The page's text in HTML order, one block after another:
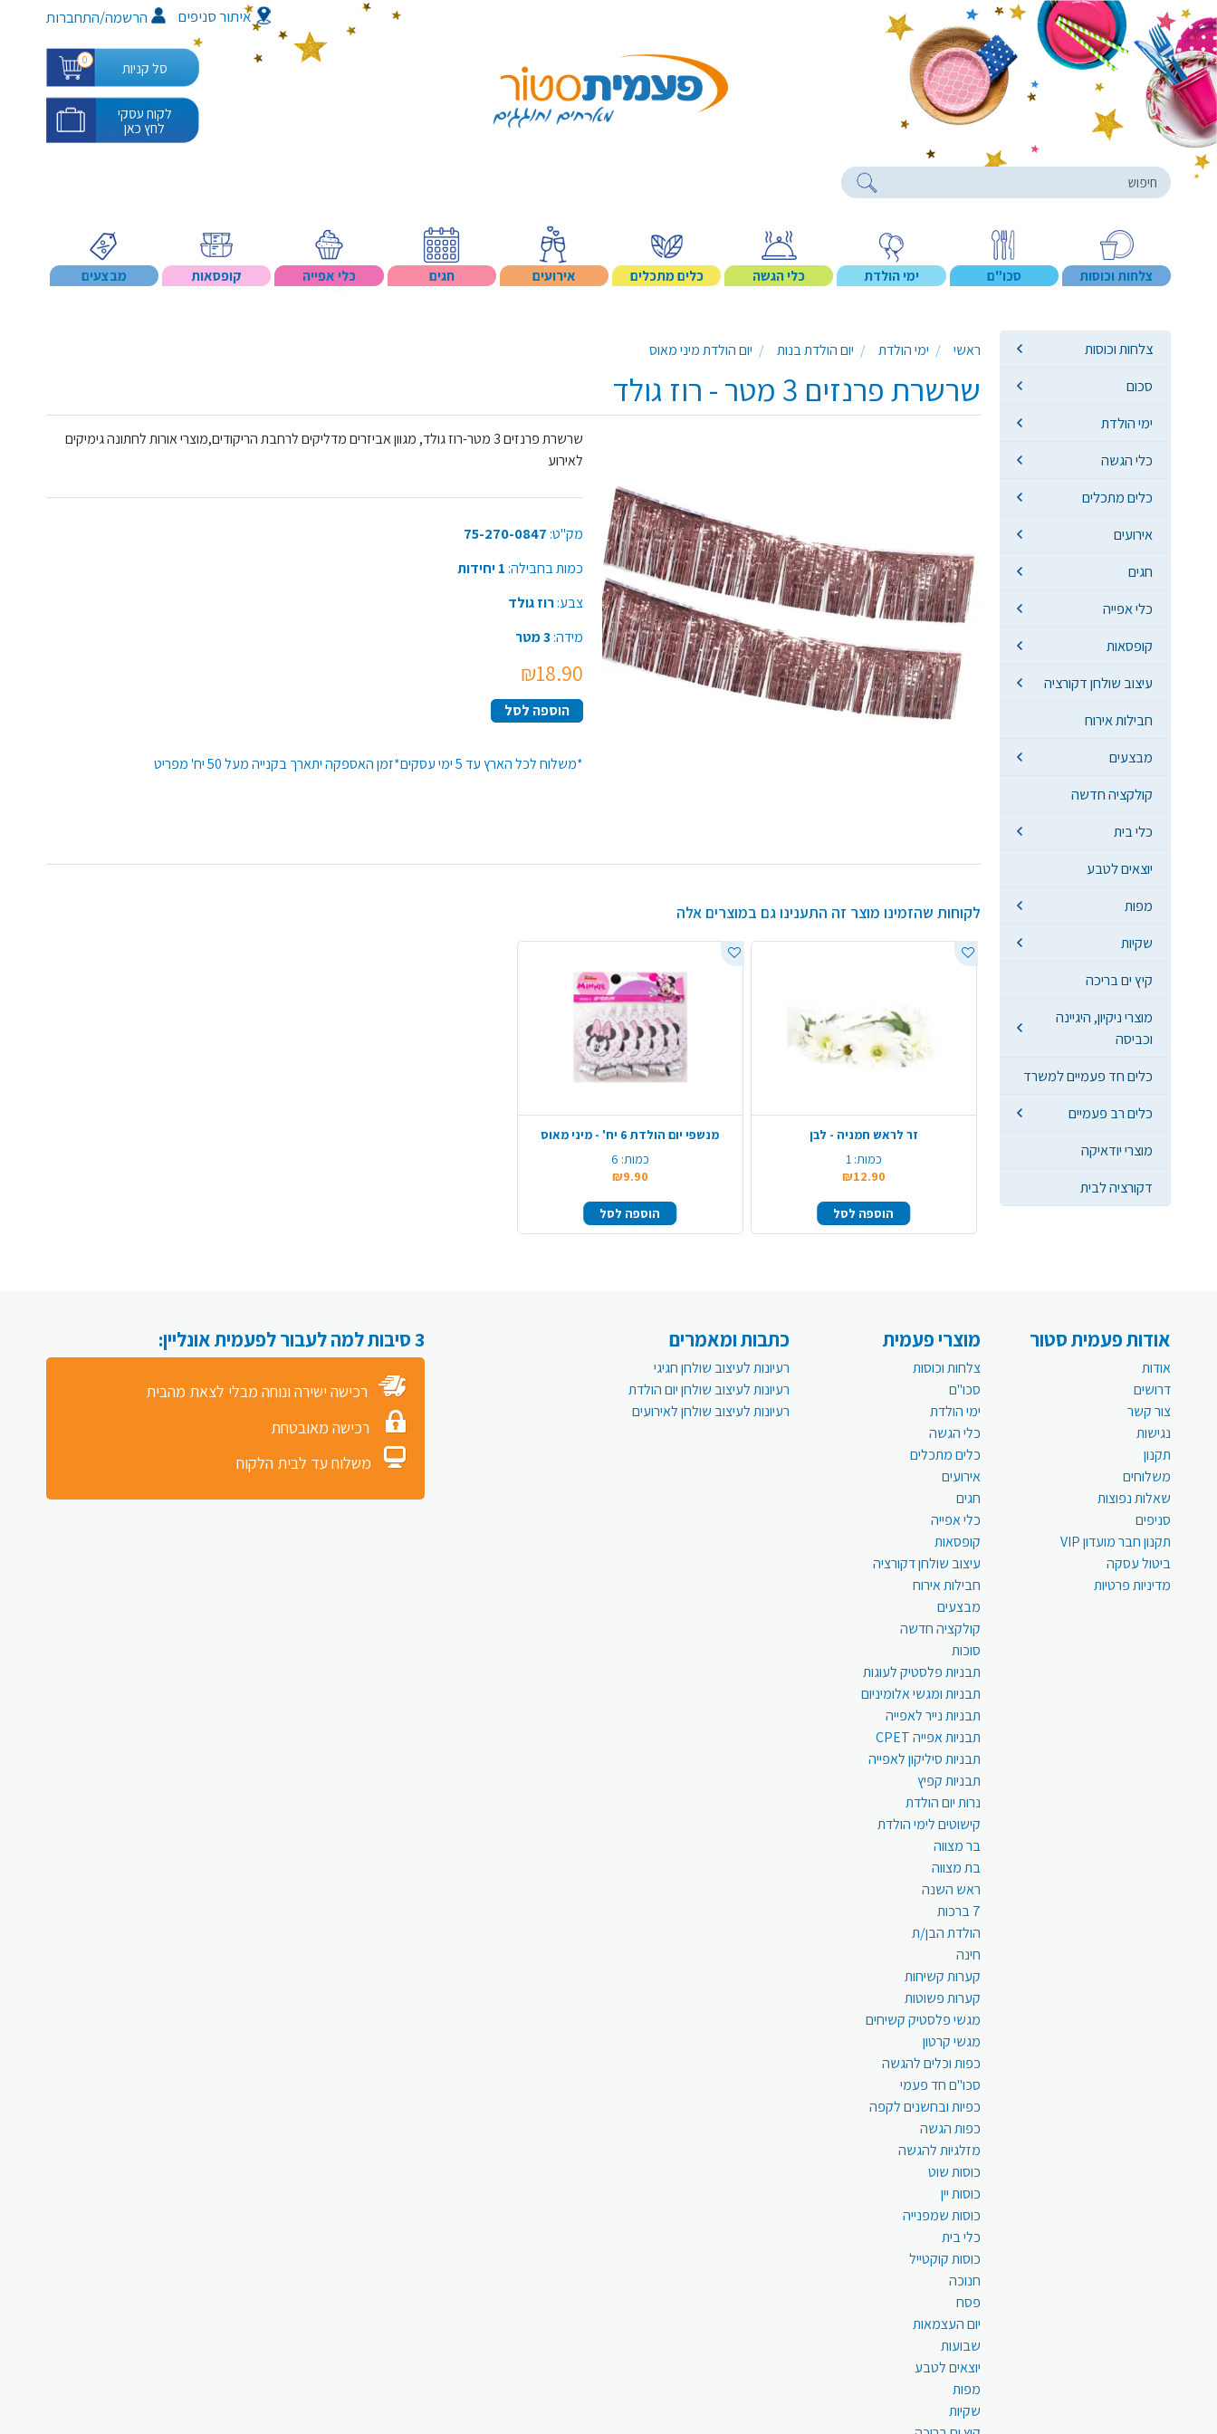
איתור סניפים הרשמה/התחברות
סל קניות 0
לקוח עסקי
לחץ כאן
Search products
צלחות וכוסות סכו"ם ימי הולדת כלי הגשה כלים מתכלים אירועים חגים כלי אפייה קופסאות מבצעים
צלחות וכוסות
סכום
ימי הולדת
כלי הגשה
כלים מתכלים
אירועים
חגים
כלי אפייה
קופסאות
עיצוב שולחן דקורציה
חבילות אירוח
מבצעים
קולקציה חדשה
כלי בית
יוצאים לטבע
מפות
שקיות
קיץ ים בריכה
מוצרי ניקיון, היגיינה
וכביסה
כלים חד פעמיים למשרד
כלים רב פעמיים
מוצרי יודאיקה
דקורציה לבית
ראשי ימי הולדת יום הולדת בנות יום הולדת מיני מאוס
שרשרת פרנזים 3 מטר - רוז גולד
שרשרת פרנזים 3 מטר-רוז גולד, מגוון אביזרים מדליקים לרחבת הריקודים,מוצרי אורות לחתונה גימיקים
לאירוע
מק"ט: 75-270-0847
כמות בחבילה: 1 יחידות
צבע:רוז גולד
מידה:3 מטר
₪18.90
הוספה לסל
*משלוח לכל הארץ עד 5 ימי עסקים*זמן האספקה יתארך בקנייה מעל 50 יח' מפריט
לקוחות שהזמינו מוצר זה התענינו גם במוצרים אלה
זר לראש חמניה - לבן
כמות: 1
₪12.90
הוספה לסל
מנשפי יום הולדת 6 יח' - מיני מאוס
כמות: 6
₪9.90
הוספה לסל
אודות פעמית סטור
אודות
דרושים
צור קשר
נגישות
תקנון
משלוחים
שאלות נפוצות
סניפים
תקנון חבר מועדון VIP
ביטול עסקה
מדיניות פרטיות
מוצרי פעמית
צלחות וכוסות
סכו"ם
ימי הולדת
כלי הגשה
כלים מתכלים
אירועים
חגים
כלי אפייה
קופסאות
עיצוב שולחן דקורציה
חבילות אירוח
מבצעים
קולקציה חדשה
סוכות
תבניות פלסטיק לעוגות
תבניות ומגשי אלומיניום
תבניות נייר לאפייה
תבניות אפייה CPET
תבניות סיליקון לאפייה
תבניות קפיץ
נרות יום הולדת
קישוטים לימי הולדת
בר מצווה
בת מצווה
ראש השנה
7 ברכות
הולדת הבן/ת
חינה
קערות קשיחות
קערות פשוטות
מגשי פלסטיק קשיחים
מגשי קרטון
כפות וכלים להגשה
סכו"ם חד פעמי
כפיות ובחשנים לקפה
כפות הגשה
מזלגיות להגשה
כוסות שוט
כוסות יין
כוסות שמפנייה
כלי בית
כוסות קוקטייל
חנוכה
פסח
יום העצמאות
שבועות
יוצאים לטבע
מפות
שקיות
כתבות ומאמרים
רעיונות לעיצוב שולחן חגיגי
רעיונות לעיצוב שולחן יום הולדת
רעיונות לעיצוב שולחן לאירועים
3 סיבות למה לעבור לפעמית אונליין:
רכישה ישירה ונוחה מבלי לצאת מהבית
רכישה מאובטחת
משלוח עד לבית הלקוח